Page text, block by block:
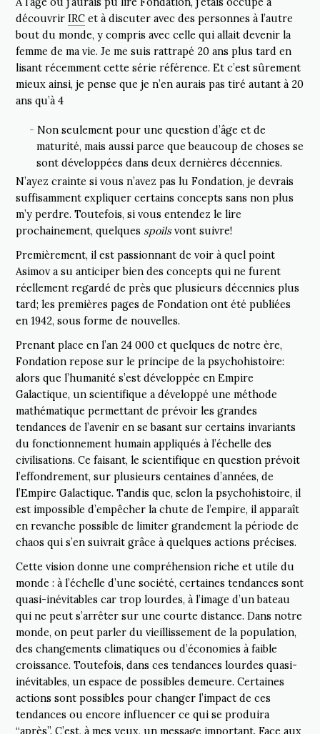
découvrirIRC et à discuter avec des personnes à l’autre
bout du monde, y compris avec celle qui allait devenir la
femme de ma vie. Je me suis rattrapé 20 ans plus tard en
lisant récemment cette série référence. Et c’est sûrement
mieux ainsi, je pense que je n’en aurais pas tiré autant à 20
ans qu’à 4
Non seulement pour une question d’âge et de
maturité, mais aussi parce que beaucoup de choses se
sont développées dans deux dernières décennies.
N’ayez crainte si vous n’avez pas lu Fondation, je devrais
suffisamment expliquer certains concepts sans non plus
m’y perdre. Toutefois, si vous entendez le lire
prochainement, quelques spoilsvont suivre!
Premièrement, il est passionnant de voir à quel point
Asimov a su anticiper bien des concepts qui ne furent
réellement regardé de près que plusieurs décennies plus
tard; les premières pages de Fondation ont été publiées
en 1942, sous forme de nouvelles.
Prenant place en l’an 24 000 et quelques de notre ère,
Fondation repose sur le principe de la psychohistoire:
alors que l’humanité s’est développée en Empire
Galactique, un scientifique a développé une méthode
mathématique permettant de prévoir les grandes
tendances de l’avenir en se basant sur certains invariants
du fonctionnement humain appliqués à l’échelle des
civilisations. Ce faisant, le scientifique en question prévoit
l’effondrement, sur plusieurs centaines d’années, de
l’Empire Galactique. Tandis que, selon la psychohistoire, il
est impossible d’empêcher la chute de l’empire, il apparaît
en revanche possible de limiter grandement la période de
chaos qui s’en suivrait grâce à quelques actions précises.
Cette vision donne une compréhension riche et utile du
monde : à l’échelle d’une société, certaines tendances sont
quasi-inévitables car trop lourdes, à l’image d’un bateau
qui ne peut s’arrêter sur une courte distance. Dans notre
monde, on peut parler du vieillissement de la population,
des changements climatiques ou d’économies à faible
croissance. Toutefois, dans ces tendances lourdes quasi-
inévitables, un espace de possibles demeure. Certaines
actions sont possibles pour changer l’impact de ces
tendances ou encore influencer ce qui se produira
“après”. C’est, à mes yeux, un message important. Face aux